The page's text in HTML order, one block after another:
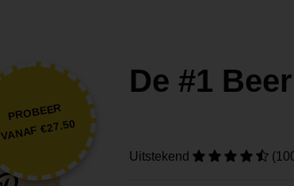
PROBEER
VANAF €27.50
De #1
Uitstekend